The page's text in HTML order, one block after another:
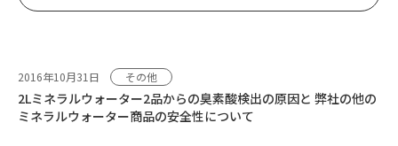
2016年10月31日 その他
2Lミネラルウォーター2品からの臭素酸検出の原因と 弊社の他の
ミネラルウォーター商品の安全性について